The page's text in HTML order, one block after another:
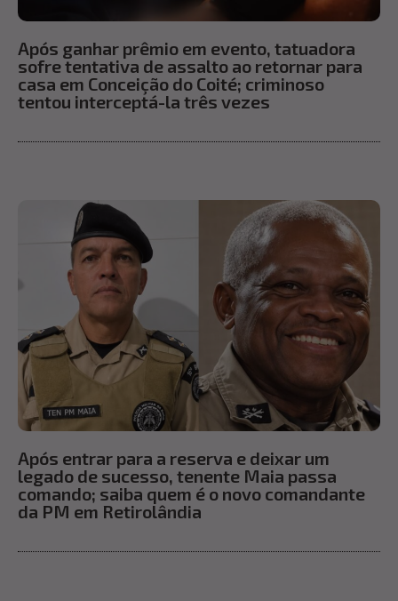
Após ganhar prêmio em evento, tatuadora
sofre tentativa de assalto ao retornar para
casa em Conceição do Coité; criminoso
tentou interceptá-la três vezes
Após entrar para a reserva e deixar um
legado de sucesso, tenente Maia passa
comando; saiba quem é o novo comandante
da PM em Retirolândia